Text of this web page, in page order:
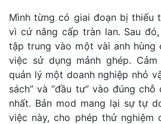
Mình từng có giai đoạn bị thiếu
vì cứ nâng cấp tràn lan. Sau
tập trung vào một vài anh hùng
việc sử dụng mảnh ghép.
quản lý một doanh nghiệp nhỏ
sách” và “đầu tư” vào đúng chỗ
nhất. Bản mod mang lại sự tự
việc này, cho phép thử nghiệm